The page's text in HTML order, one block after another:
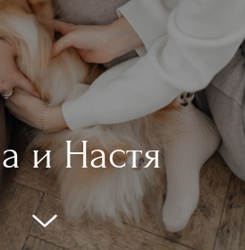
и Настя